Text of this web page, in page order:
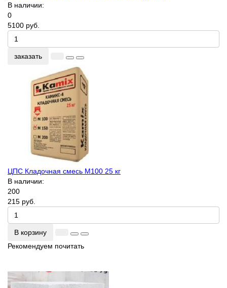
В наличии:
0
5100 руб.
заказать
ЦПС Кладочная смесь М100 25 кг
В наличии:
200
215 руб.
В корзину
Рекомендуем почитать